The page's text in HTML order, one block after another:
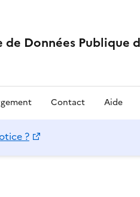
de Données Publique
Contact Aide
?